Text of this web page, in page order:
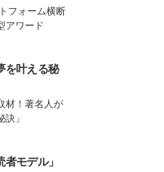
フォーム横断
アワード
を叶える秘
材！著名人が
」
モデル」